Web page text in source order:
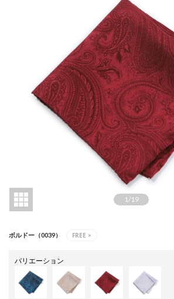
1 /19
ボルドー（0039） FREE ×
バリエーション